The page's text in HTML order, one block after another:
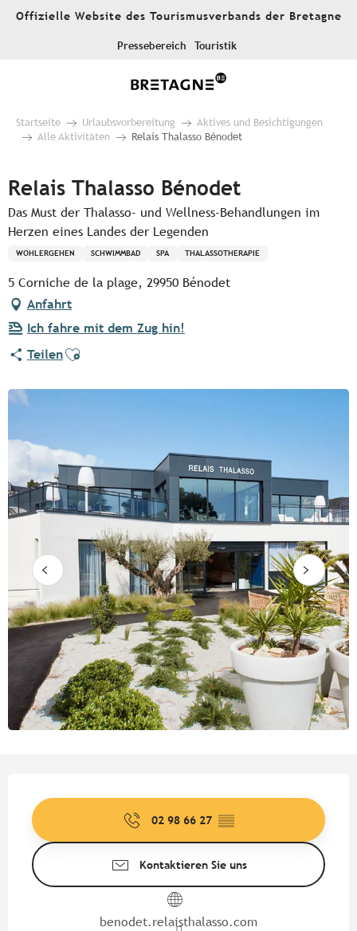
AllerOffizielle Website des Tourismusverbands der Bretagne
Pressebereich Touristik
Startseite Urlaubsvorbereitung
Aktives und Besichtigungen
Alle Aktivitäten
Relais Thalasso Bénodet
Relais Thalasso Bénodet
Das Must der Thalasso- und Wellness-Behandlungen im
Herzen eines Landes der Legenden
WOHLERGEHEN SCHWIMMBAD SPA THALASSOTHERAPIE
5 Corniche de la plage, 29950 Bénodet
Anfahrt
Ich fahre mit dem Zug hin!
TeilenAjouter aux favoris
02 98 66 27 ▒▒
Kontaktieren Sie uns
benodet.relaisthalasso.com